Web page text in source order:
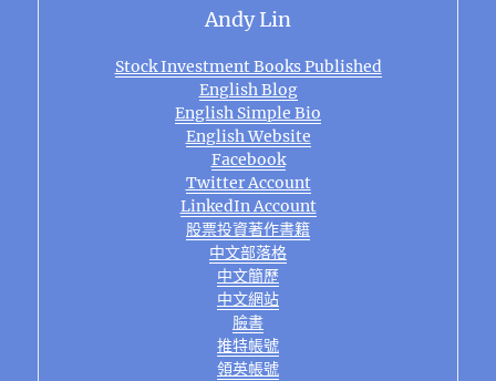
Andy Lin
Stock Investment Books Published
English Blog
English Simple Bio
English Website
Facebook
Twitter Account
LinkedIn Account
股票投資著作書籍
中文部落格
中文簡歷
中文網站
臉書
推特帳號
領英帳號